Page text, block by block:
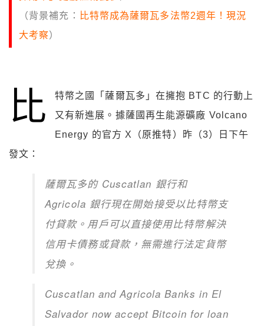
（背景補充：
比特幣成為薩爾瓦多法幣2週年！現況
大考察）
比
特幣之國「薩爾瓦多」在擁抱 BTC 的行動上
又有新進展。據薩國再生能源礦廠 Volcano
Energy 的官方 X（原推特）昨（3）日下午
發文：
薩爾瓦多的 Cuscatlan 銀行和
Agricola 銀行現在開始接受以比特幣支
付貸款。用戶可以直接使用比特幣解決
信用卡債務或貸款，無需進行法定貨幣
兌換。
Cuscatlan and Agricola Banks in El
Salvador now accept Bitcoin for loan